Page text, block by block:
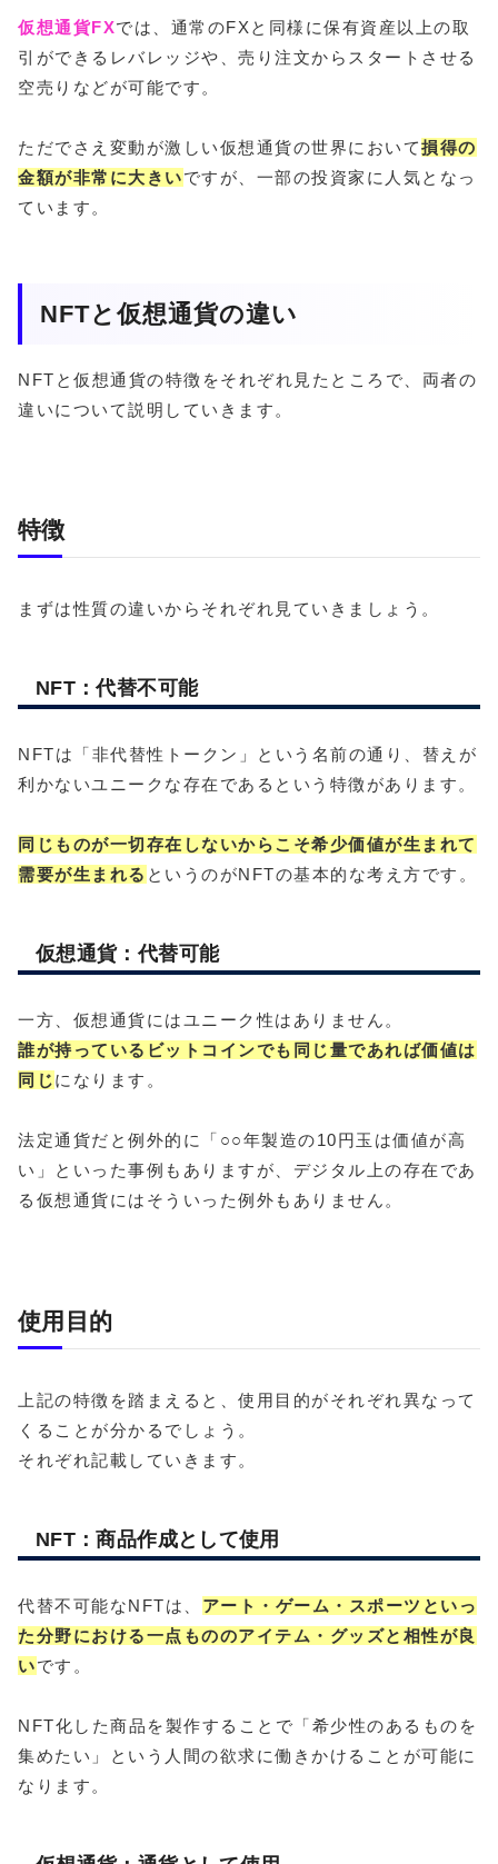
仮想通貨FXでは、通常のFXと同様に保有資産以上の取
引ができるレバレッジや、売り注文からスタートさせる
空売りなどが可能です。
ただでさえ変動が激しい仮想通貨の世界において損得の
金額が非常に大きいですが、一部の投資家に人気となっ
ています。
NFTと仮想通貨の違い
NFTと仮想通貨の特徴をそれぞれ見たところで、両者の
違いについて説明していきます。
特徴
まずは性質の違いからそれぞれ見ていきましょう。
NFT：代替不可能
NFTは「非代替性トークン」という名前の通り、替えが
利かないユニークな存在であるという特徴があります。
同じものが一切存在しないからこそ希少価値が生まれて
需要が生まれる というのがNFTの基本的な考え方です。
仮想通貨：代替可能
一方、仮想通貨にはユニーク性はありません。
誰が持っているビットコインでも同じ量であれば価値は
同じになります。
法定通貨だと例外的に「○○年製造の10円玉は価値が高
い」といった事例もありますが、デジタル上の存在であ
る仮想通貨にはそういった例外もありません。
使用目的
上記の特徴を踏まえると、使用目的がそれぞれ異なって
くることが分かるでしょう。
それぞれ記載していきます。
NFT：商品作成として使用
代替不可能なNFTは、 アート・ゲーム・スポーツといっ
た分野における一点もののアイテム・グッズと相性が良
いです。
NFT化した商品を製作することで「希少性のあるものを
集めたい」という人間の欲求に働きかけることが可能に
なります。